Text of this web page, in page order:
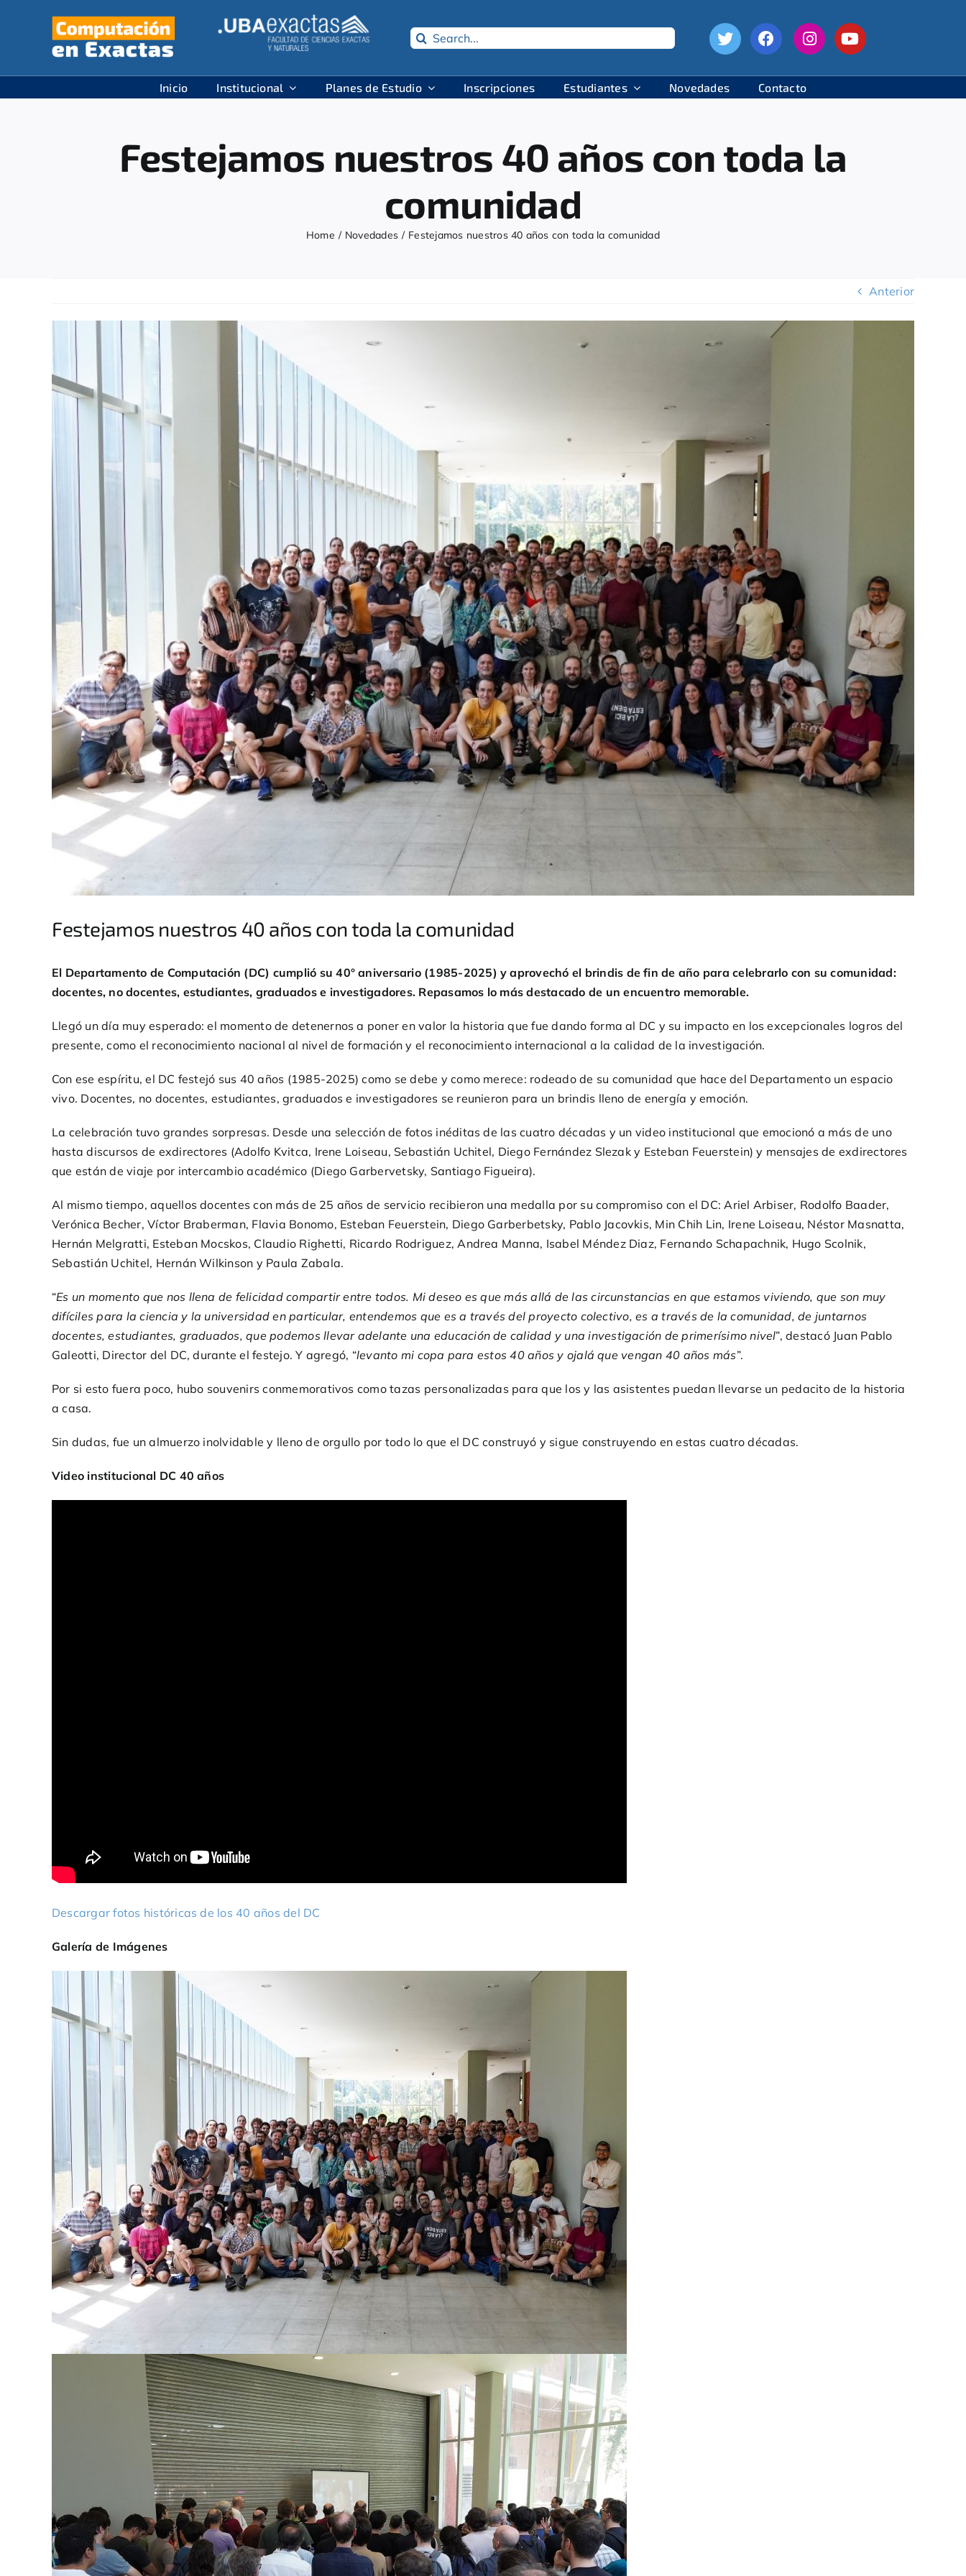
Search
Inicio Institucional Planes de Estudio Inscripciones Estudiantes Novedades Contacto
Festejamos nuestros 40 años con toda la
comunidad
Home Novedades Festejamos nuestros 40 años con toda la comunidad
Anterior
Larger
Festejamos nuestros 40 años con toda la comunidad
El Departamento de Computación (DC) cumplió su 40° aniversario (1985-2025) y aprovechó el brindis de fin de año para celebrarlo con su comunidad:
docentes, no docentes, estudiantes, graduados e investigadores. Repasamos lo más destacado de un encuentro memorable.
Llegó un día muy esperado: el momento de detenernos a poner en valor la historia que fue dando forma al DC y su impacto en los excepcionales logros del
presente, como el reconocimiento nacional al nivel de formación y el reconocimiento internacional a la calidad de la investigación.
Con ese espíritu, el DC festejó sus 40 años (1985-2025) como se debe y como merece: rodeado de su comunidad que hace del Departamento un espacio
vivo. Docentes, no docentes, estudiantes, graduados e investigadores se reunieron para un brindis lleno de energía y emoción.
La celebración tuvo grandes sorpresas. Desde una selección de fotos inéditas de las cuatro décadas y un video institucional que emocionó a más de uno
hasta discursos de exdirectores (Adolfo Kvitca, Irene Loiseau, Sebastián Uchitel, Diego Fernández Slezak y Esteban Feuerstein) y mensajes de exdirectores
que están de viaje por intercambio académico (Diego Garbervetsky, Santiago Figueira).
Al mismo tiempo, aquellos docentes con más de 25 años de servicio recibieron una medalla por su compromiso con el DC: Ariel Arbiser, Rodolfo Baader,
Verónica Becher, Víctor Braberman, Flavia Bonomo, Esteban Feuerstein, Diego Garberbetsky, Pablo Jacovkis, Min Chih Lin, Irene Loiseau, Néstor Masnatta,
Hernán Melgratti, Esteban Mocskos, Claudio Righetti, Ricardo Rodriguez, Andrea Manna, Isabel Méndez Diaz, Fernando Schapachnik, Hugo Scolnik,
Sebastián Uchitel, Hernán Wilkinson y Paula Zabala.
“Es un momento que nos llena de felicidad compartir entre todos. Mi deseo es que más allá de las circunstancias en que estamos viviendo, que son muy
difíciles para la ciencia y la universidad en particular, entendemos que es a través del proyecto colectivo, es a través de la comunidad, de juntarnos
docentes, estudiantes, graduados, que podemos llevar adelante una educación de calidad y una investigación de primerísimo nivel”, destacó Juan Pablo
Galeotti, Director del DC, durante el festejo. Y agregó, “levanto mi copa para estos 40 años y ojalá que vengan 40 años más”.
Por si esto fuera poco, hubo souvenirs conmemorativos como tazas personalizadas para que los y las asistentes puedan llevarse un pedacito de la historia
a casa.
Sin dudas, fue un almuerzo inolvidable y lleno de orgullo por todo lo que el DC construyó y sigue construyendo en estas cuatro décadas.
Video institucional DC 40 años
Descargar fotos históricas de los 40 años del DC
Galería de Imágenes